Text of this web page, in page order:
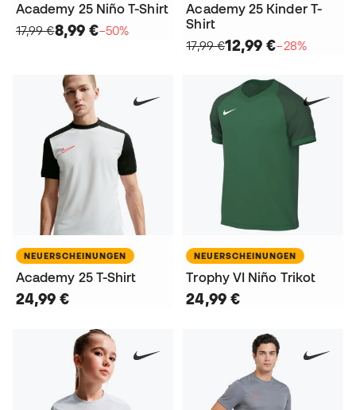
Academy 25 Niño T-Shirt
17,99 €8,99 €−50%
Academy 25 Kinder T-
Shirt
17,99 €12,99 €−28%
NEUERSCHEINUNGEN
Academy 25 T-Shirt
24,99 €
NEUERSCHEINUNGEN
Trophy VI Niño Trikot
24,99 €